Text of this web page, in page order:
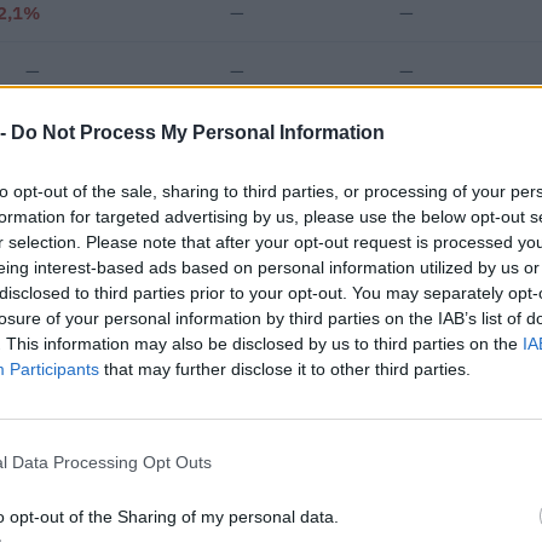
Do Not Process My Personal Information
opt-out of the sale, sharing to third parties, or processing of your
for targeted advertising by us, please use the below opt-out
selection. Please note that after your opt-out request is processed
interest-based ads based on personal information utilized by us
to third parties prior to your opt-out. You may separately
of your personal information by third parties on the IAB’s list of
This information may also be disclosed by us to third parties on the
Participants that may further disclose it to other third parties.
Data Processing Opt Outs
opt-out of the Sharing of my personal data.
— —
— — —
Fatturato per dipendente
pubblici per un totale di 2.204.884 euro (2020–2024).
conto di terzi
General
1.197